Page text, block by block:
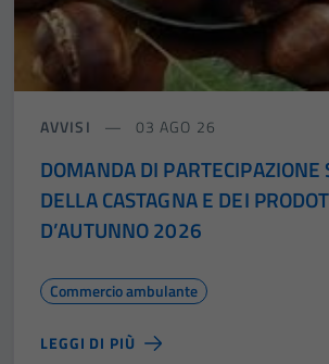
AVVISI 03 AGO 26
DOMANDA DI PARTECIPAZIONE
DELLA CASTAGNA E DEI
D’AUTUNNO 2026
Commercio ambulante
LEGGI DI PIÙ